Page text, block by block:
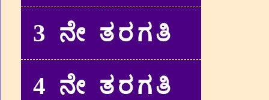
3 ನೇ ತರಗತಿ
4 ನೇ ತರಗತಿ